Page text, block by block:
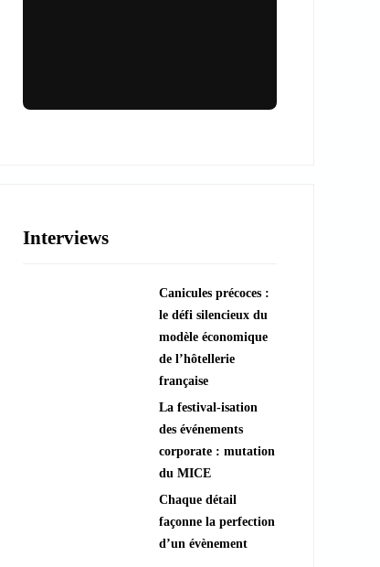
???? Explorer les animations
Interviews
Canicules précoces :
le défi silencieux du
modèle économique
de l’hôtellerie
française
La festival-isation
des événements
corporate : mutation
du MICE
Chaque détail
façonne la perfection
d’un évènement